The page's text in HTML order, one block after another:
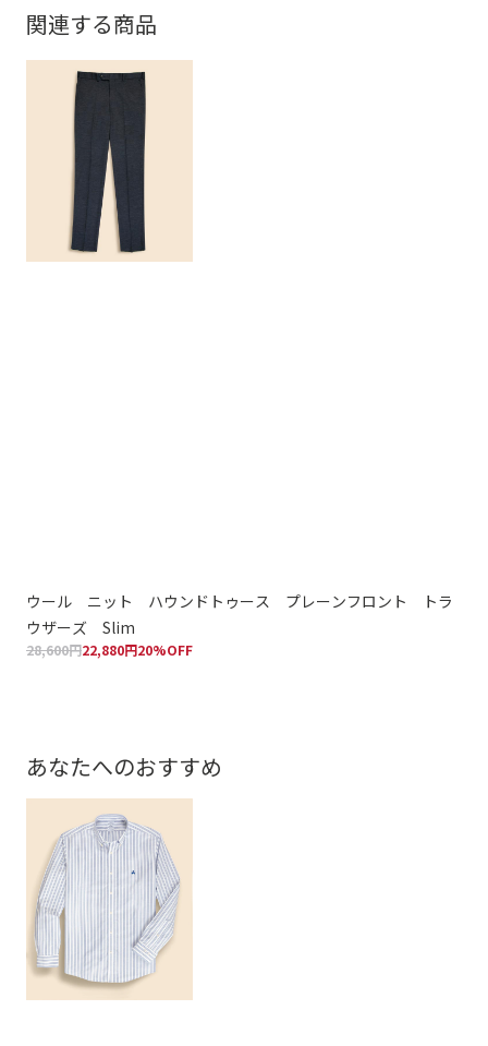
関連する商品
ウール ニット ハウンドトゥース プレーンフロント トラ
ウザーズ Slim
28,600円22,880円20%OFF
あなたへのおすすめ